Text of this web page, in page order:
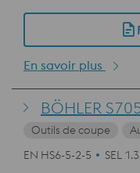
En savoir plus
BÖHLER
Outils de coupe
EN HS6-5-2-5
SEL